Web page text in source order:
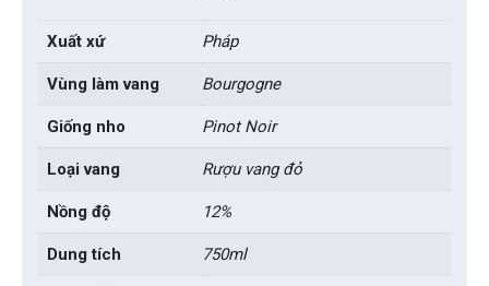
Xuất xứ Pháp
Vùng làm vang Bourgogne
Giống nho Pinot Noir
Loại vang Rượu vang đỏ
Nồng độ 12%
Dung tích 750ml